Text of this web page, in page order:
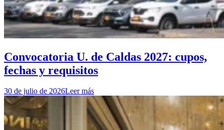
Convocatoria U. de Caldas 2027: cupos,
fechas y requisitos
30 de julio de 2026Leer más